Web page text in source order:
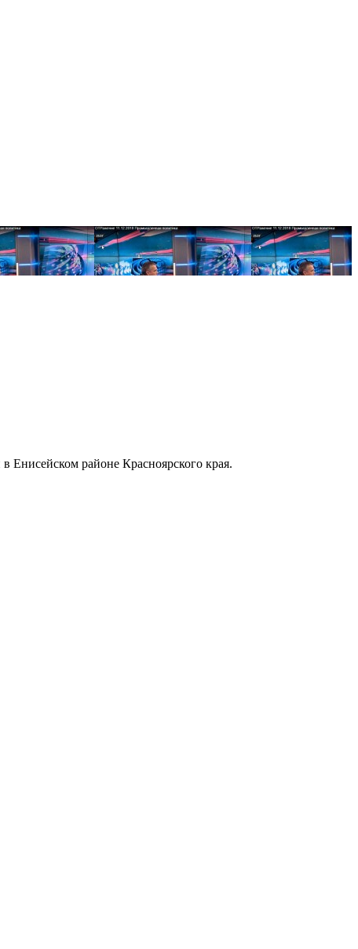
Енисейском районе Красноярского края.